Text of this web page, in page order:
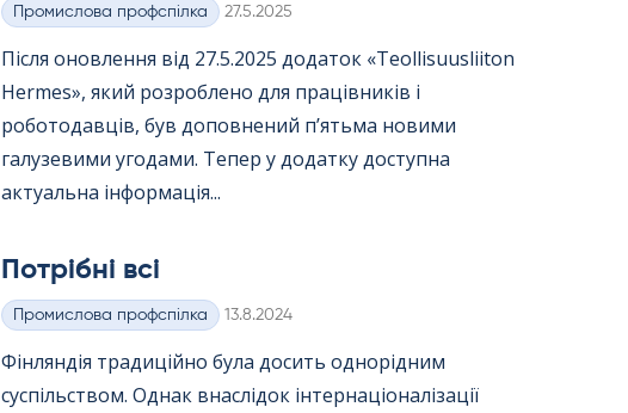
Категорії
Промислова профспілка Kirjoitettu
27.5.2025
Після оновлення від 27.5.2025 додаток «Teol­li­suus­lii­ton
Her­mes», який розроблено для працівників і
роботодавців, був доповнений п’ятьма новими
галузевими угодами. Тепер у додатку доступна
актуальна інформація...
Потрібні всі
Категорії
Промислова профспілка Kirjoitettu
13.8.2024
Фінляндія традиційно була досить однорідним
суспільством. Однак внаслідок інтернаціоналізації